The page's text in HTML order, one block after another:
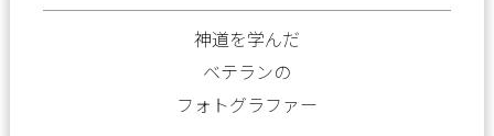
神道を学んだ
ベテランの
フォトグラファー